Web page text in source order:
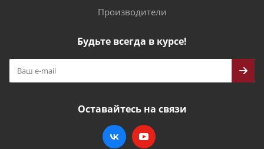
Производители
Будьте всегда в курсе!
Оставайтесь на связи